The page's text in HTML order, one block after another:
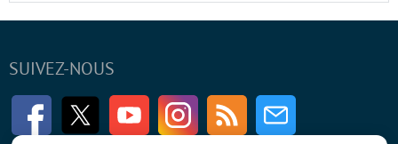
SUIVEZ-NOUS
FacebookTwitter Youtube InstagramRSS Newsletter